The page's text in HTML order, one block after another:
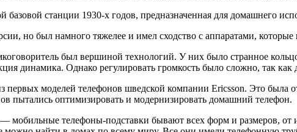
базовой станции 1930-х годов, предназначенная для домашнего
но был намного тяжелее и имел сходство с аппаратами, которые
был вершиной технологий. У них было странное
динамика. Однако регулировать громкость было сложно, так как
моделей телефонов шведской компании Ericsson. Это была
пытались оптимизировать и модернизировать домашний телефон.
мобильные телефоны-подставки бывают всех форм и размеров,